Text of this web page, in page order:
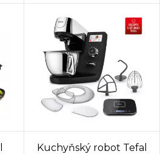
Kuchyňský robot Tefal